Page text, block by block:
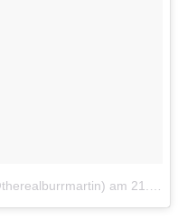
am 21. Jun 2016 um 19:21 Uhr